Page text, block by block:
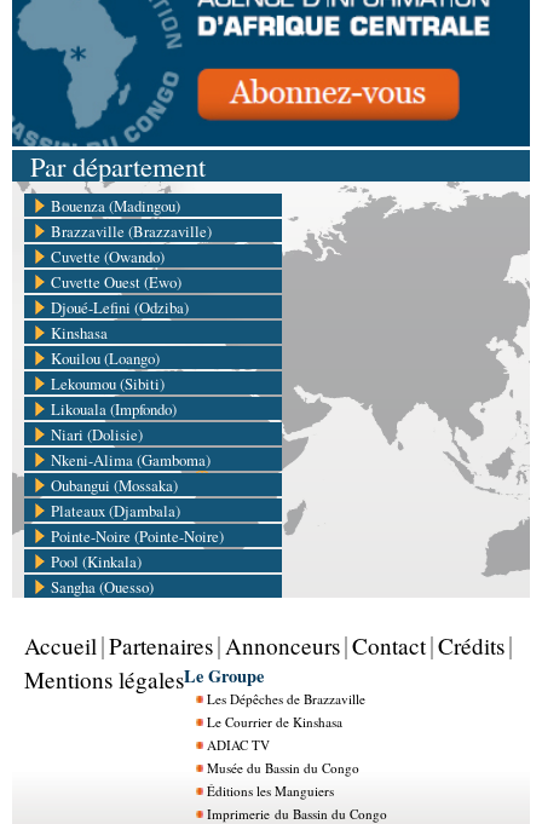
Par département
Bouenza (Madingou)
Brazzaville (Brazzaville)
Cuvette (Owando)
Cuvette Ouest (Ewo)
Djoué-Lefini (Odziba)
Kinshasa
Kouilou (Loango)
Lekoumou (Sibiti)
Likouala (Impfondo)
Niari (Dolisie)
Nkeni-Alima (Gamboma)
Oubangui (Mossaka)
Plateaux (Djambala)
Pointe-Noire (Pointe-Noire)
Pool (Kinkala)
Sangha (Ouesso)
Accueil Partenaires Annonceurs Contact Crédits
Mentions légalesLe Groupe
Les Dépêches de Brazzaville
Le Courrier de Kinshasa
ADIAC TV
Musée du Bassin du Congo
Éditions les Manguiers
Imprimerie du Bassin du Congo